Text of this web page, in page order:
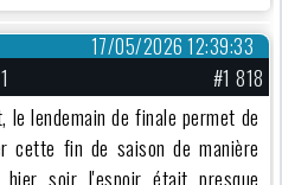
17/05/2026 12:39:33
#1 818
lendemain de finale permet de
cette fin de saison de manière
hier soir l'espoir était presque